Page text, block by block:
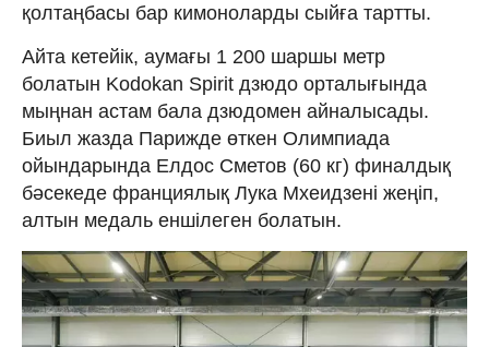
қолтаңбасы бар кимоноларды сыйға тартты.
Айта кетейік, аумағы 1 200 шаршы метр
болатын Kodokan Spirit дзюдо орталығында
мыңнан астам бала дзюдомен айналысады.
Биыл жазда Парижде өткен Олимпиада
ойындарында Елдос Сметов (60 кг) финалдық
бәсекеде франциялық Лука Мхеидзені жеңіп,
алтын медаль еншілеген болатын.